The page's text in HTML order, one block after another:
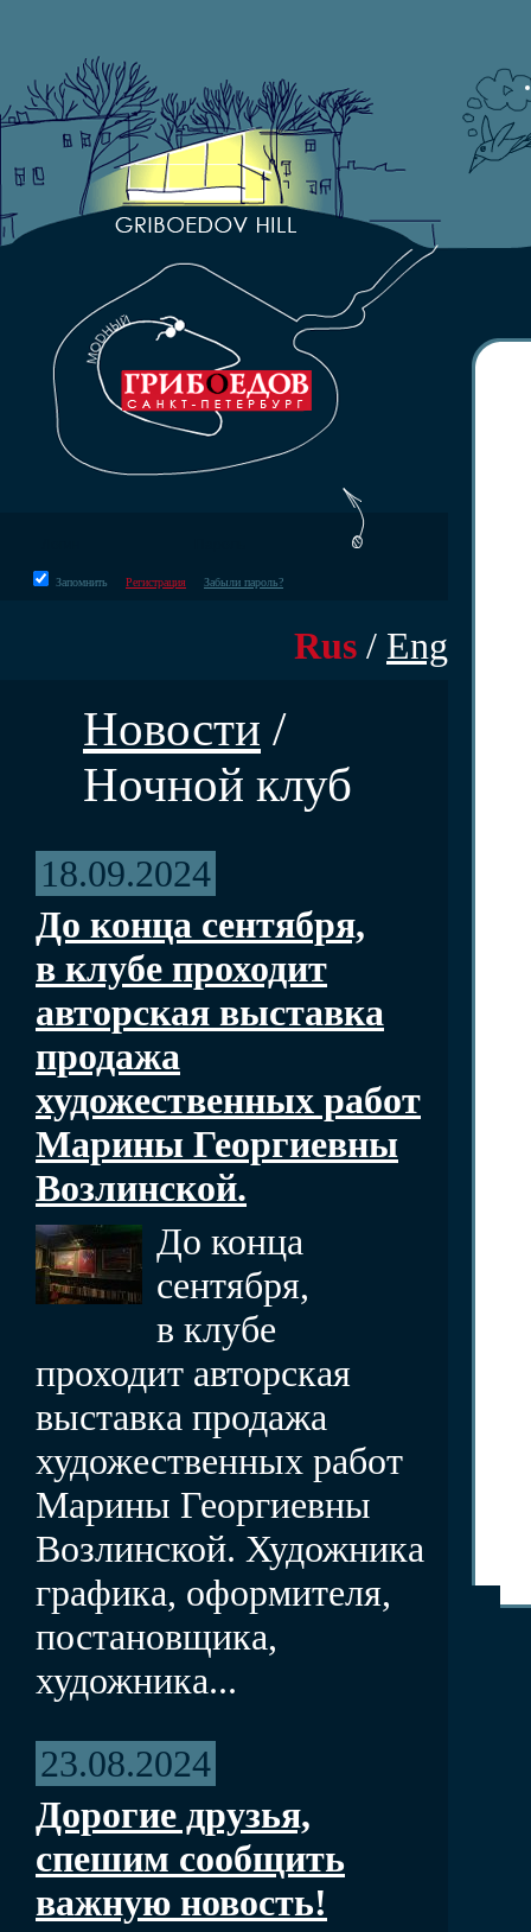
Запомнить Регистрация Забыли пароль?
Rus / Eng
Новости /
Ночной клуб
18.09.2024
До конца сентября,
в клубе проходит
авторская выставка
продажа
художественных работ
Марины Георгиевны
Возлинской.
До конца
сентября,
в клубе
проходит авторская
выставка продажа
художественных работ
Марины Георгиевны
Возлинской. Художника
графика, оформителя,
постановщика,
художника...
23.08.2024
Дорогие друзья,
спешим сообщить
важную новость!